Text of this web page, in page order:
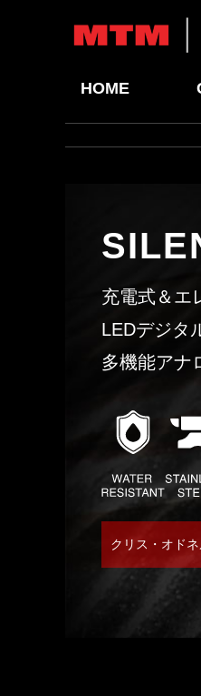
HOME
充電式＆エ
LEDデジタ
多機能アナ
クリス・オド